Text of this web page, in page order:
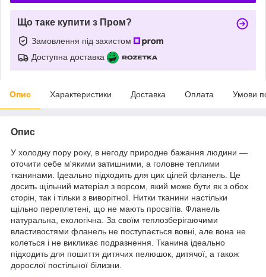
Що таке купити з Пром?
Замовлення під захистом
Доступна доставка
Опис Характеристики Доставка Оплата Умови
Опис
У холодну пору року, в негоду природне бажання людини ―
оточити себе м'якими затишними, а головне теплими
тканинами. Ідеально підходить для цих цілей фланель. Це
досить щільний матеріал з ворсом, який може бути як з обох
сторін, так і тільки з виворітної. Нитки тканини настільки
щільно переплетені, що не мають просвітів. Фланель
натуральна, екологічна. За своїм теплозберігаючими
властивостями фланель не поступається вовні, але вона не
колеться і не викликає подразнення. Тканина ідеально
підходить для пошиття дитячих пелюшок, дитячої, а також
дорослої постільної білизни.